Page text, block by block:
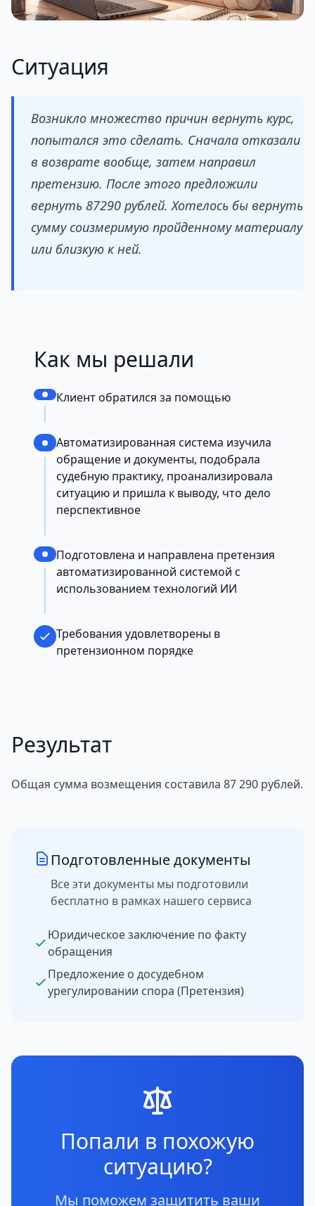
Ситуация
Возникло множество причин вернуть курс,
попытался это сделать. Сначала отказали
в возврате вообще, затем направил
претензию. После этого предложили
вернуть 87290 рублей. Хотелось бы вернуть
сумму соизмеримую пройденному материалу
или близкую к ней.
Как мы решали
Клиент обратился за помощью
Автоматизированная система изучила
обращение и документы, подобрала
судебную практику, проанализировала
ситуацию и пришла к выводу, что дело
перспективное
Подготовлена и направлена претензия
автоматизированной системой с
использованием технологий ИИ
Требования удовлетворены в
претензионном порядке
Результат
Общая сумма возмещения составила 87 290 рублей.
Подготовленные документы
Все эти документы мы подготовили
бесплатно в рамках нашего сервиса
Юридическое заключение по факту
обращения
Предложение о досудебном
урегулировании спора (Претензия)
Попали в похожую
ситуацию?
Мы поможем защитить ваши